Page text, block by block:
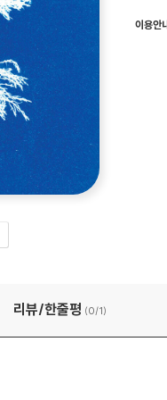
이용안
리뷰/한줄평 (0/1)